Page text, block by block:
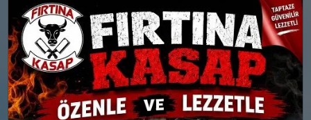
Bölgesel düzensiz yağmur
yağışlı
Nem: %81
Rüzgar: 9 km/h
Yağış Olasılığı: %86
Bölgesel düzensiz yağmur
yağışlı
Nem: %92
Rüzgar: 9 km/h
Yağış Olasılığı: %89